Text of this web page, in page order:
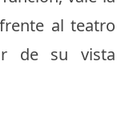
al teatro
de su vista